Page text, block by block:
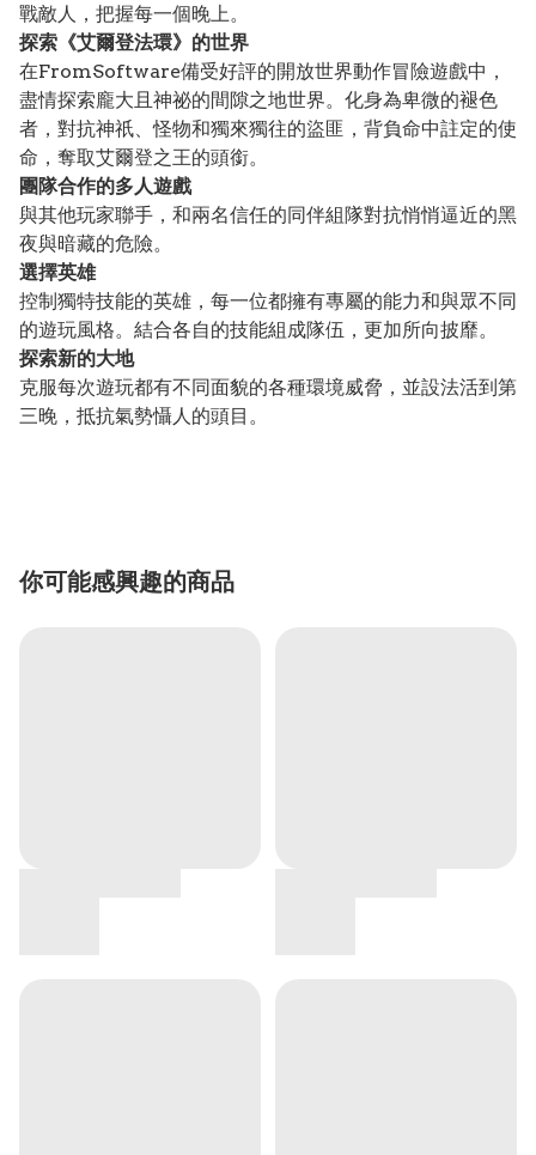
戰敵人，把握每一個晚上。
探索《艾爾登法環》的世界
在FromSoftware備受好評的開放世界動作冒險遊戲中，
盡情探索龐大且神祕的間隙之地世界。化身為卑微的褪色
者，對抗神祇、怪物和獨來獨往的盜匪，背負命中註定的使
命，奪取艾爾登之王的頭銜。
團隊合作的多人遊戲
與其他玩家聯手，和兩名信任的同伴組隊對抗悄悄逼近的黑
夜與暗藏的危險。
選擇英雄
控制獨特技能的英雄，每一位都擁有專屬的能力和與眾不同
的遊玩風格。結合各自的技能組成隊伍，更加所向披靡。
探索新的大地
克服每次遊玩都有不同面貌的各種環境威脅，並設法活到第
三晚，抵抗氣勢懾人的頭目。
你可能感興趣的商品